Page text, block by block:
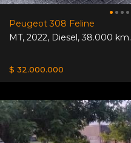
Peugeot 308 Feline
MT, 2022, Diesel,38.000 km.
$ 32.000.000